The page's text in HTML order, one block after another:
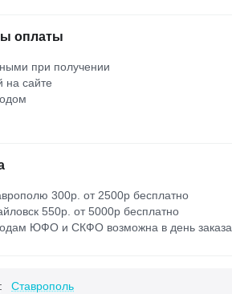
оплаты
при получении
на сайте
300р. от 2500р бесплатно
550р. от 5000р бесплатно
ЮФО и СКФО возможна в день заказа
Ставрополь